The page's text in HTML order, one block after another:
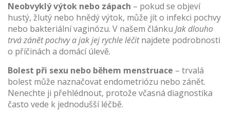
Neobvyklý výtok nebo zápach – pokud se objeví
hustý, žlutý nebo hnědý výtok, může jít o infekci pochvy
nebo bakteriální vaginózu. V našem článku Jak dlouho
trvá zánět pochvy a jak jej rychle léčitnajdete podrobnosti
o příčinách a domácí úlevě.
Bolest při sexu nebo během menstruace – trvalá
bolest může naznačovat endometriózu nebo zánět.
Nenechte ji přehlédnout, protože včasná diagnostika
často vede k jednodušší léčbě.